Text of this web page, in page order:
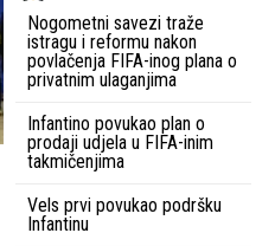
Nogometni savezi traže
istragu i reformu nakon
povlačenja FIFA-inog plana o
privatnim ulaganjima
Infantino povukao plan o
prodaji udjela u FIFA-inim
takmičenjima
Vels prvi povukao podršku
Infantinu